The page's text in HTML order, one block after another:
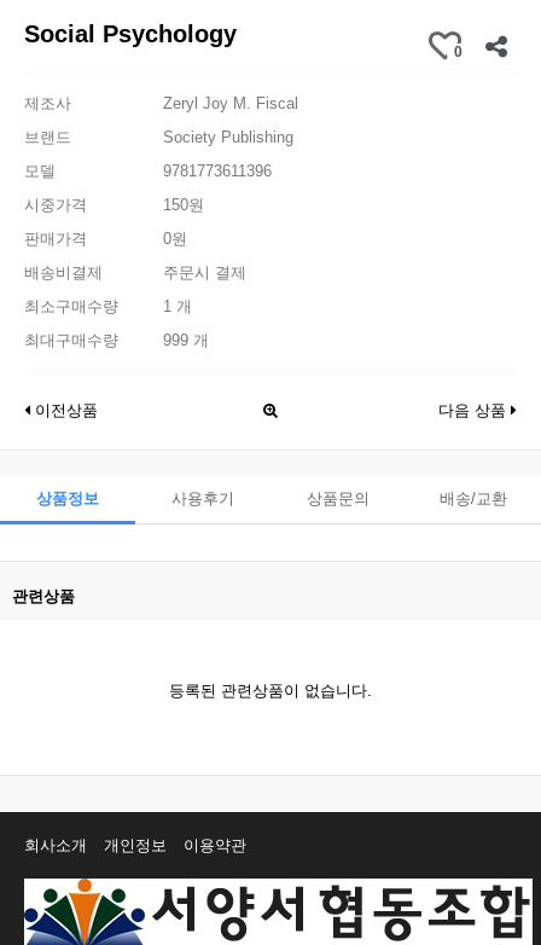
Social Psychology
0
제조사
Zeryl Joy M. Fiscal
브랜드
Society Publishing
모델
9781773611396
시중가격
150원
판매가격
0원
배송비결제
주문시 결제
최소구매수량
1 개
최대구매수량
999 개
이전상품 다음 상품
상품정보 사용후기 상품문의 배송/교환
관련상품
등록된 관련상품이 없습니다.
회사소개 개인정보 이용약관